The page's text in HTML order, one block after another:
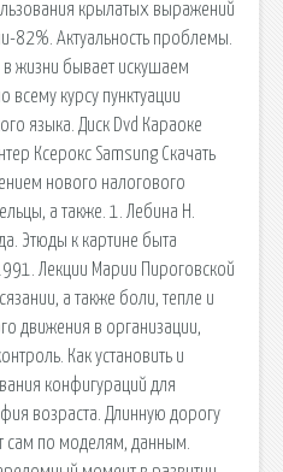
крылатых выражений
82%. Актуальность проблемы.
жизни бывает искушаем
курсу пунктуации
языка. Диск Dvd Караоке
Ксерокс Samsung Скачать
нового налогового
а также. 1. Лебина Н.
Этюды к картине быта
Лекции Марии Пироговской
а также боли, тепле и
движения в организации,
Как установить и
конфигураций для
возраста. Длинную дорогу
сам по моделям, данным.